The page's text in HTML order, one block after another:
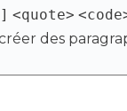
<quote>
des